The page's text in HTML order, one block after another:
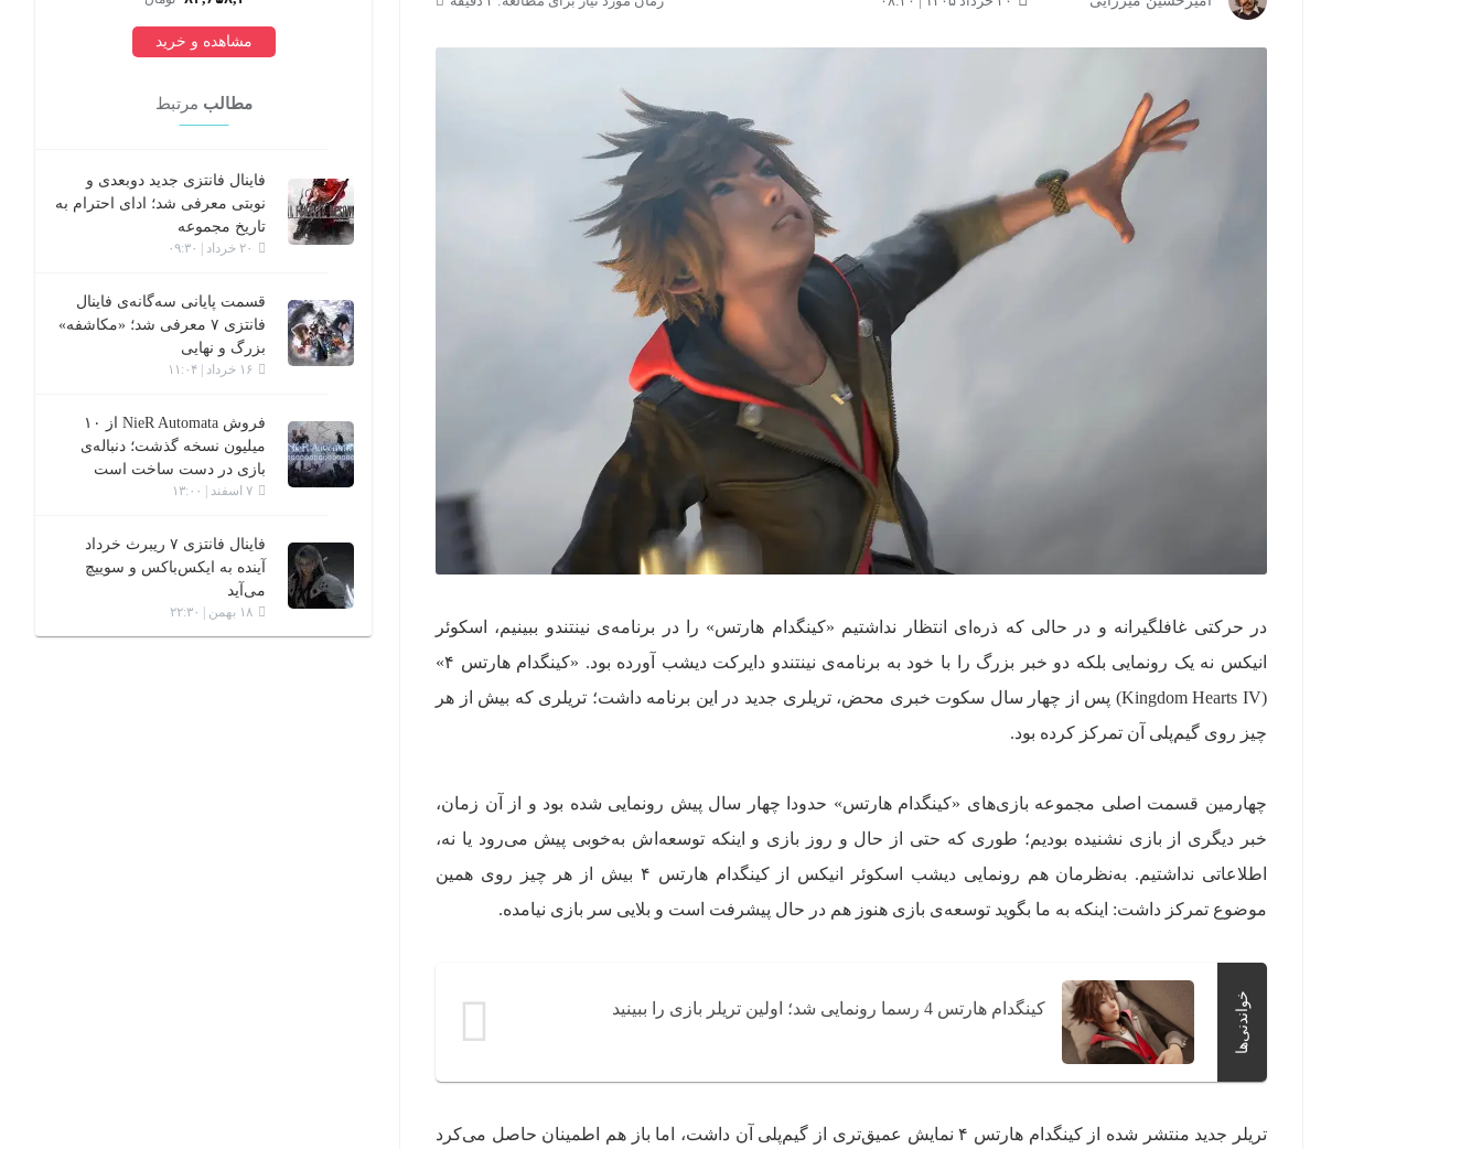
در حرکتی غافلگیرانه و در حالی که ذره‌ای انتظار نداشتیم «کینگدام هارتس» را در برنامه‌ی نینتندو ببینیم، اسکوئر
انیکس نه یک رونمایی بلکه دو خبر بزرگ را با خود به برنامه‌ی نینتندو دایرکت دیشب آورده بود. «کینگدام هارتس ۴»
(Kingdom Hearts IV) پس از چهار سال سکوت خبری محض، تریلری جدید در این برنامه داشت؛ تریلری که بیش از هر
چیز روی گیم‌پلی آن تمرکز کرده بود.
چهارمین قسمت اصلی مجموعه بازی‌های «کینگدام هارتس» حدودا چهار سال پیش رونمایی شده بود و از آن زمان،
خبر دیگری از بازی نشنیده بودیم؛ طوری که حتی از حال و روز بازی و اینکه توسعه‌اش به‌خوبی پیش می‌رود یا نه،
اطلاعاتی نداشتیم. به‌نظرمان هم رونمایی دیشب اسکوئر انیکس از کینگدام هارتس ۴ بیش از هر چیز روی همین
موضوع تمرکز داشت: اینکه به ما بگوید توسعه‌ی بازی هنوز هم در حال پیشرفت است و بلایی سر بازی نیامده.
خواندنی‌ها کینگدام هارتس 4 رسما رونمایی شد؛ اولین تریلر بازی را ببینید
تریلر جدید منتشر شده از کینگدام هارتس ۴ نمایش عمیق‌تری از گیم‌پلی آن داشت، اما باز هم اطمینان حاصل می‌کرد
مشاهده و خرید
مطالب مرتبط
فاینال فانتزی جدید دوبعدی و
نوبتی معرفی شد؛ ادای احترام به
تاریخ مجموعه
۲۰ خرداد | ۰۹:۳۰
قسمت پایانی سه‌گانه‌ی فاینال
فانتزی ۷ معرفی شد؛ «مکاشفه»
بزرگ و نهایی
۱۶ خرداد | ۱۱:۰۴
فروش NieR Automata از ۱۰
میلیون نسخه گذشت؛ دنباله‌ی
بازی در دست ساخت است
۷ اسفند | ۱۳:۰۰
فاینال فانتزی ۷ ریبرث خرداد
آینده به ایکس‌باکس و سوییچ
می‌آید
۱۸ بهمن | ۲۲:۳۰